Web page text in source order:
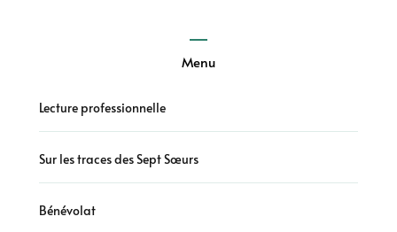
Menu
Lecture professionnelle
Sur les traces des Sept Sœurs
Bénévolat